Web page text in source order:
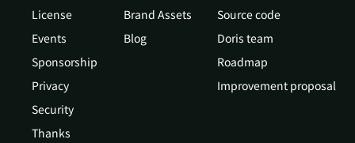
License
Events
Sponsorship
Privacy
Security
Thanks
Brand Assets
Blog
Source code
Doris team
Roadmap
Improvement proposal